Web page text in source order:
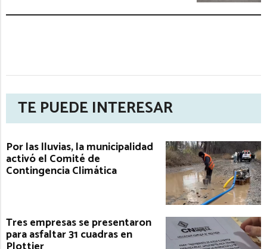
TE PUEDE INTERESAR
Por las lluvias, la municipalidad
activó el Comité de
Contingencia Climática
Tres empresas se presentaron
para asfaltar 31 cuadras en